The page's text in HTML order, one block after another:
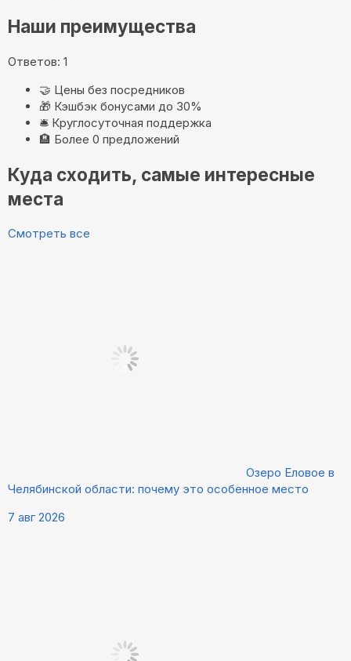
Наши преимущества
Ответов: 1
🤝 Цены без посредников
🎁 Кэшбэк бонусами до 30%
🛎️ Круглосуточная поддержка
🏨 Более 0 предложений
Куда сходить, самые интересные
места
Смотреть все
Озеро Еловое в
Челябинской области: почему это особенное место
7 авг 2026